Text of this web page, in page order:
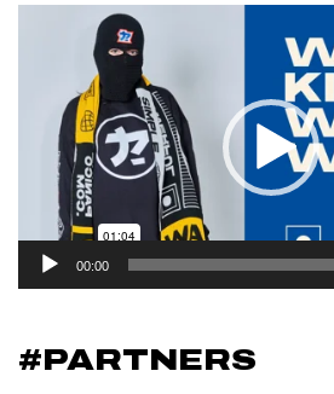
Reproductor
vídeo
00:00
#PARTNERS